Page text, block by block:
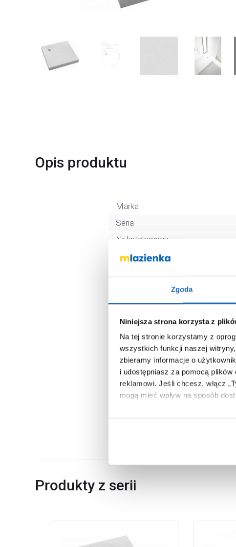
Zgoda
Niniejsza strona korzysta z
Na tej stronie korzystamy z
wszystkich funkcji naszej
zbieramy informacje o
i udostępniasz za pomocą
reklamowi. Jeśli chcesz, włącz
mogą mieć wpływ na sposób
Aby uzyskać więcej informacji
Opis produktu
Marka
Seria
Nr katalogowy
Kształt
Średnica odpływu
Materiał
Dłuższy bok
Krótszy bok
Kod EAN
Wymiary z opakowaniem
Produkty z serii